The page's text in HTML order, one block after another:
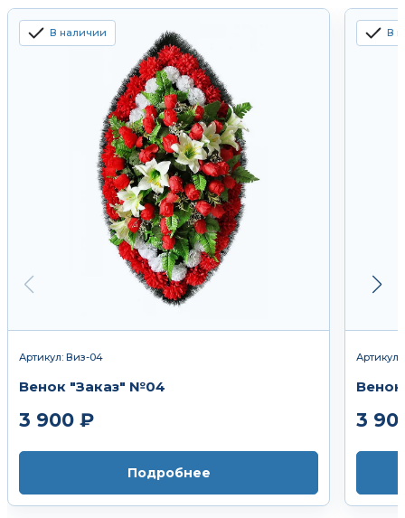
В наличии
Артикул: Виз-04
Венок "Заказ" №04
3 900 ₽
Подробнее
В
Артикул:
3